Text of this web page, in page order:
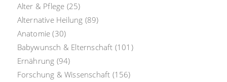
Alter & Pflege (25)
Alternative Heilung (89)
Anatomie (30)
Babywunsch & Elternschaft (101)
Ernährung (94)
Forschung & Wissenschaft (156)